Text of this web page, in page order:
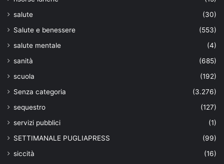
salute
(30)
Salute e benessere
(553)
salute mentale
(4)
sanità
(685)
scuola
(192)
Senza categoria
(3.276)
sequestro
(127)
servizi pubblici
(1)
SETTIMANALE PUGLIAPRESS
(99)
siccità
(16)